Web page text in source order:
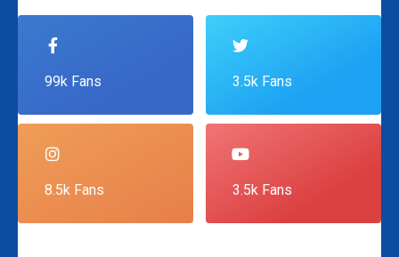
99k Fans 3.5k Fans
8.5k Fans 3.5k Fans